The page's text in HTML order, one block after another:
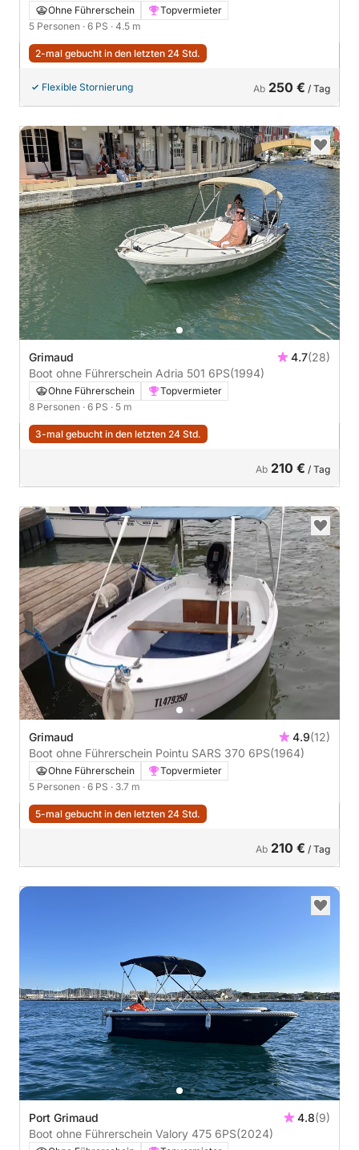
FUNYAK 450 6PS
Ohne Führerschein
Topvermieter
5 Personen · 6 PS · 4.5 m
2-mal gebucht in den letzten 24 Std.
Flexible Stornierung Ab 250 € / Tag
Grimaud 4.7(28)
Boot ohne Führerschein Adria 501 6PS(1994)
Ohne Führerschein
Topvermieter
8 Personen · 6 PS · 5 m
3-mal gebucht in den letzten 24 Std.
Ab 210 € / Tag
Grimaud 4.9(12)
Boot ohne Führerschein Pointu SARS 370 6PS(1964)
Ohne Führerschein
Topvermieter
5 Personen · 6 PS · 3.7 m
5-mal gebucht in den letzten 24 Std.
Ab 210 € / Tag
Port Grimaud 4.8(9)
Boot ohne Führerschein Valory 475 6PS(2024)